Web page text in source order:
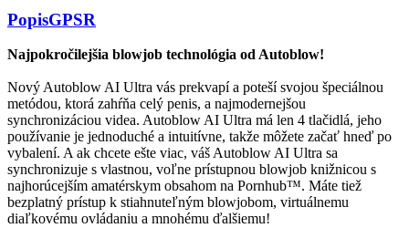
PopisGPSR
Najpokročilejšia blowjob technológia od Autoblow!
Nový Autoblow AI Ultra vás prekvapí a poteší svojou špeciálnou
metódou, ktorá zahŕňa celý penis, a najmodernejšou
synchronizáciou videa. Autoblow AI Ultra má len 4 tlačidlá, jeho
používanie je jednoduché a intuitívne, takže môžete začať hneď po
vybalení. A ak chcete ešte viac, váš Autoblow AI Ultra sa
synchronizuje s vlastnou, voľne prístupnou blowjob knižnicou s
najhorúcejším amatérskym obsahom na Pornhub™. Máte tiež
bezplatný prístup k stiahnuteľným blowjobom, virtuálnemu
diaľkovému ovládaniu a mnohému ďalšiemu!